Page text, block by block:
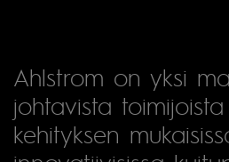
Ahlstrom on yksi
johtavista
kehityksen